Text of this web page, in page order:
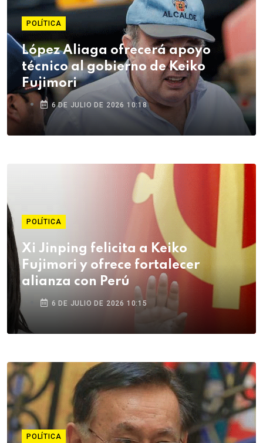
POLÍTICA
López Aliaga ofrecerá apoyo
técnico al gobierno de Keiko
Fujimori
6 DE JULIO DE 2026 10:18
POLÍTICA
Xi Jinping felicita a Keiko
Fujimori y ofrece fortalecer
alianza con Perú
6 DE JULIO DE 2026 10:15
POLÍTICA